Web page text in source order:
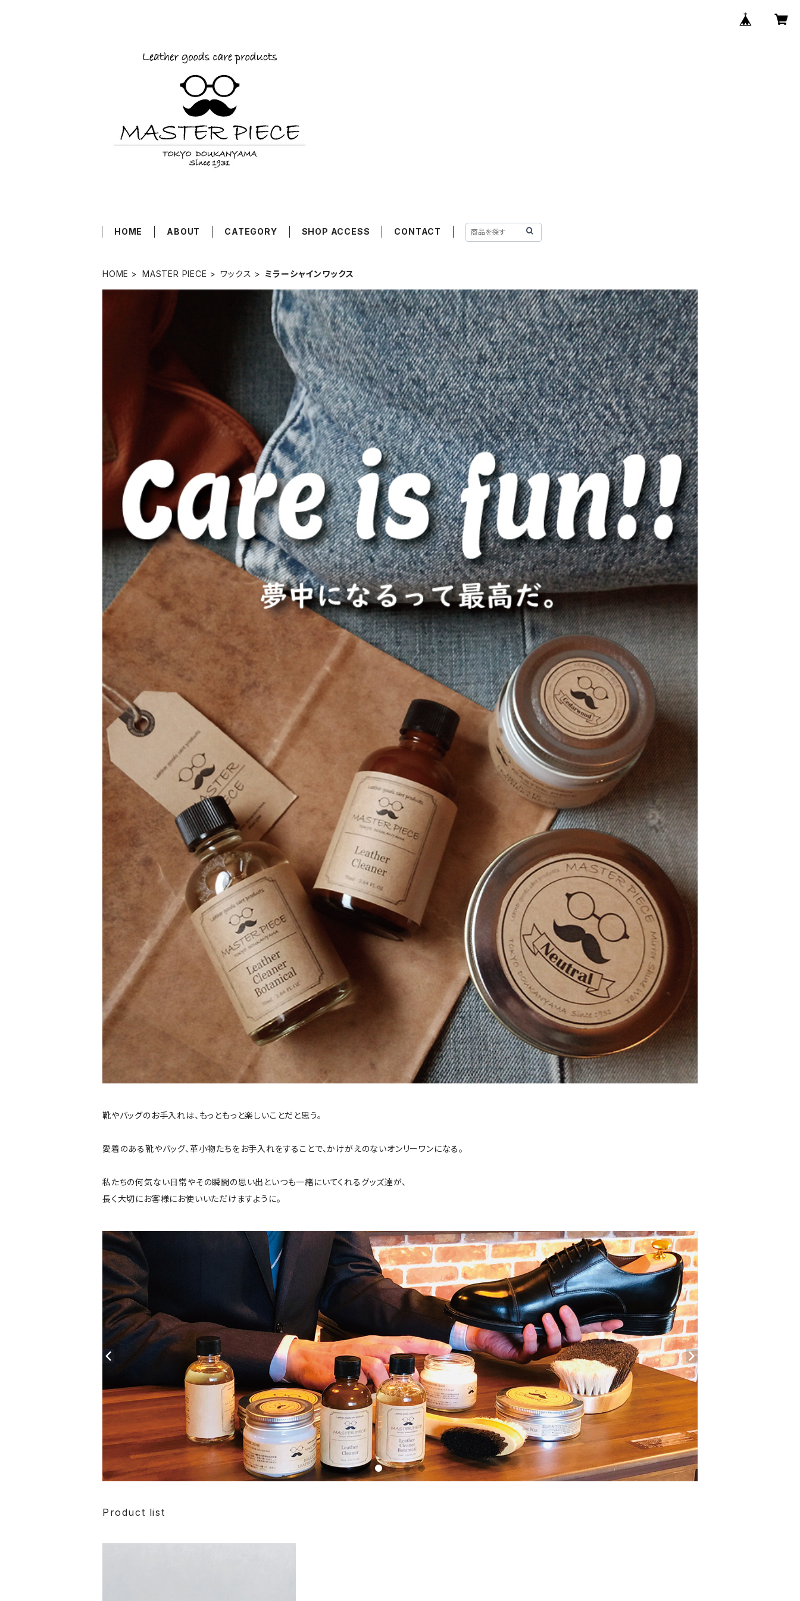
HOME ABOUT CATEGORY SHOP ACCESS CONTACT
HOME MASTER PIECE ワックス ミラーシャインワックス
靴やバッグのお手入れは、もっともっと楽しいことだと思う。
愛着のある靴やバッグ、革小物たちをお手入れをすることで、かけがえのないオンリーワンになる。
私たちの何気ない日常やその瞬間の思い出といつも一緒にいてくれるグッズ達が、
長く大切にお客様にお使いいただけますように。
Product list